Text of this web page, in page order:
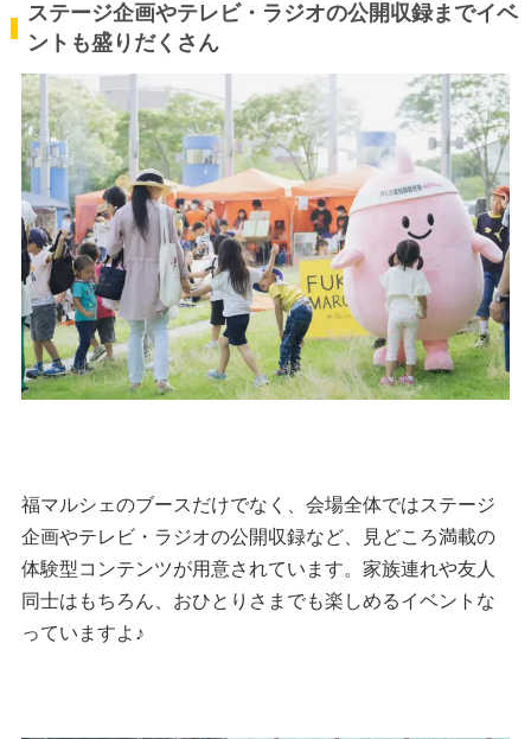
ステージ企画やテレビ・ラジオの公開収録までイベ
ントも盛りだくさん
福マルシェのブースだけでなく、会場全体ではステージ
企画やテレビ・ラジオの公開収録など、見どころ満載の
体験型コンテンツが用意されています。家族連れや友人
同士はもちろん、おひとりさまでも楽しめるイベントな
っていますよ♪